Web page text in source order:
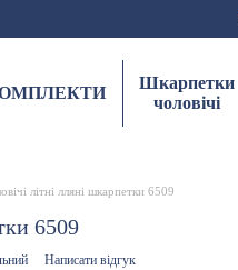
Шкарпетки
чоловічі
літні лляні шкарпетки 6509
6509
Написати відгук